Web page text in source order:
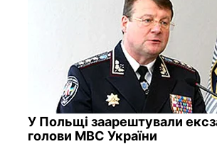
У Польщі заарештували
голови МВС України